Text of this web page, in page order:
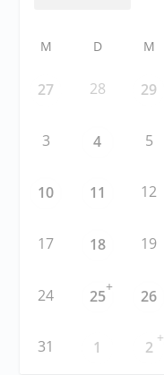
M D M
27 28 29
3 4 5
10 11 12
17 18 19
24 25
+
26
31 1 2
+